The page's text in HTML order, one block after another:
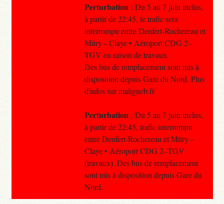
Perturbation : Du 5 au 7 juin inclus,
à partir de 22:45, le trafic sera
interrompu entre Denfert-Rochereau et
Mitry – Claye • Aéroport CDG 2–
TGV en raison de travaux.
Des bus de remplacement sont mis à
disposition depuis Gare du Nord. Plus
d'infos sur maligneb.fr
Perturbation : Du 5 au 7 juin inclus,
à partir de 22:45, trafic interrompu
entre Denfert-Rochereau et Mitry –
Claye • Aéroport CDG 2–TGV
(travaux). Des bus de remplacement
sont mis à disposition depuis Gare du
Nord.